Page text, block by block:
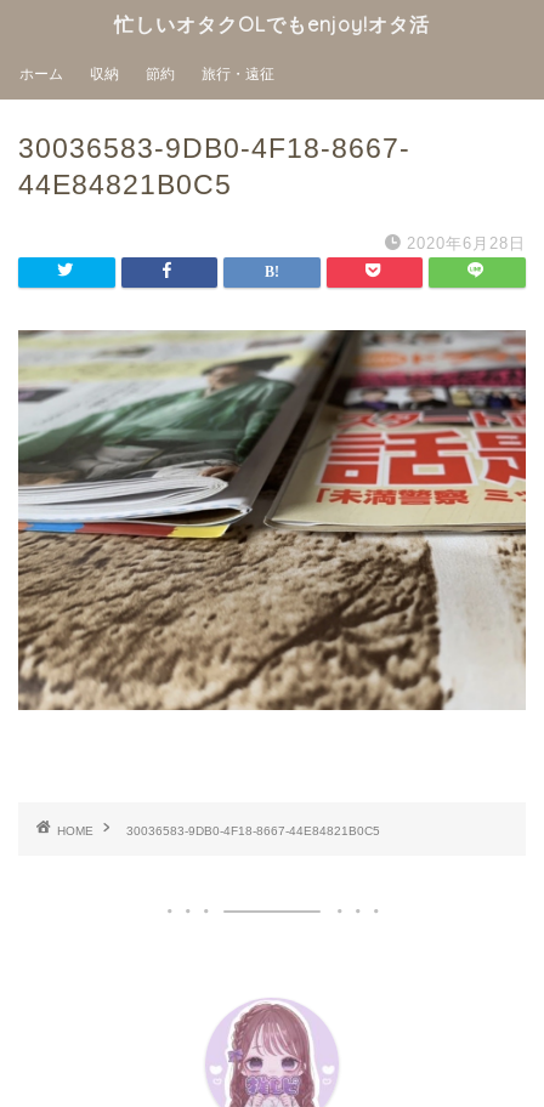
忙しいオタクOLでもenjoy!オタ活
ホーム 収納 節約 旅行・遠征
30036583-9DB0-4F18-8667-
44E84821B0C5
2020年6月28日
HOME 30036583-9DB0-4F18-8667-44E84821B0C5